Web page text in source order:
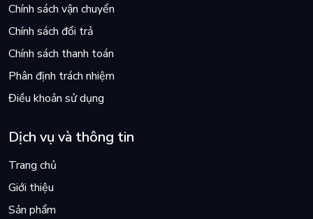
Chính sách vận chuyển
Chính sách đổi trả
Chính sách thanh toán
Phân định trách nhiệm
Điều khoản sử dụng
Dịch vụ và thông tin
Trang chủ
Giới thiệu
Sản phẩm